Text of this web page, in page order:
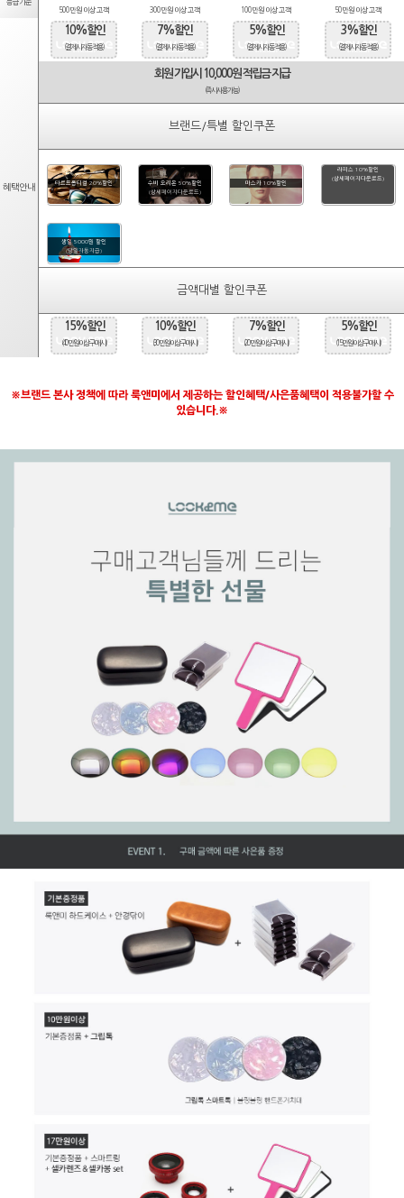
등급기준
500만원 이상 고객
300만원 이상 고객 100만원 이상 고객 50만원 이상 고객
혜택안내
10%할인
(결제시 자동적용)
7%할인
(결제시 자동적용)
5%할인
(결제시 자동적용)
3%할인
(결제시 자동적용)
회원 가입시 10,000원 적립금 지급
(즉시사용가능)
브랜드/특별 할인쿠폰
타르트옵티컬 20%할인
수비 오리온 50%할인
(상세페이지다운로드)
마스카 10%할인
라피스 10%할인
(상세페이지다운로드)
생일 5000원 할인
(당일자동지급)
금액대별 할인쿠폰
15%할인
(40만원 이상 구매시)
10%할인
(30만원 이상 구매시)
7%할인
(20만원 이상 구매시)
5%할인
(15만원 이상 구매시)
※브랜드 본사 정책에 따라 룩앤미에서 제공하는 할인혜택/사은품혜택이 적용불가할 수
있습니다.※